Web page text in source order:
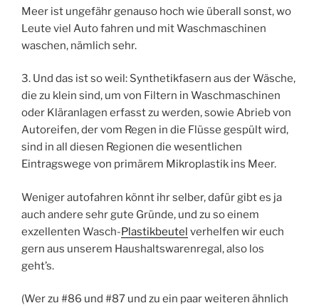
Meer ist ungefähr genauso hoch wie überall sonst, wo
Leute viel Auto fahren und mit Waschmaschinen
waschen, nämlich sehr.
3. Und das ist so weil: Synthetikfasern aus der Wäsche,
die zu klein sind, um von Filtern in Waschmaschinen
oder Kläranlagen erfasst zu werden, sowie Abrieb von
Autoreifen, der vom Regen in die Flüsse gespült wird,
sind in all diesen Regionen die wesentlichen
Eintragswege von primärem Mikroplastik ins Meer.
Weniger autofahren könnt ihr selber, dafür gibt es ja
auch andere sehr gute Gründe, und zu so einem
exzellenten Wasch-Plastikbeutel verhelfen wir euch
gern aus unserem Haushaltswarenregal, also los
geht’s.
(Wer zu #86 und #87 und zu ein paar weiteren ähnlich